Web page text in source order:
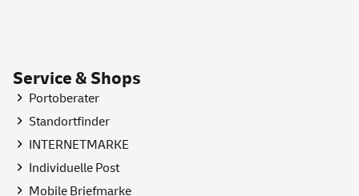
Service & Shops
Portoberater
Standortfinder
INTERNETMARKE
Individuelle Post
Mobile Briefmarke